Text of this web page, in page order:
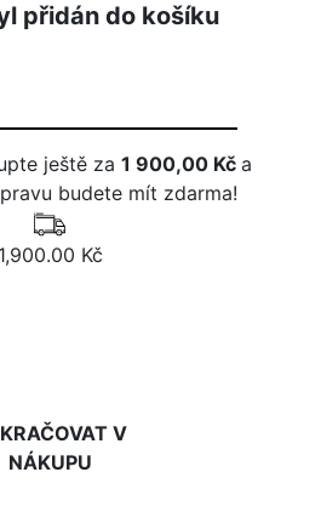
přidán do košíku
ještě za1 900,00 Kča
budete mít zdarma!
1,900.00 Kč
V
NÁKUPU